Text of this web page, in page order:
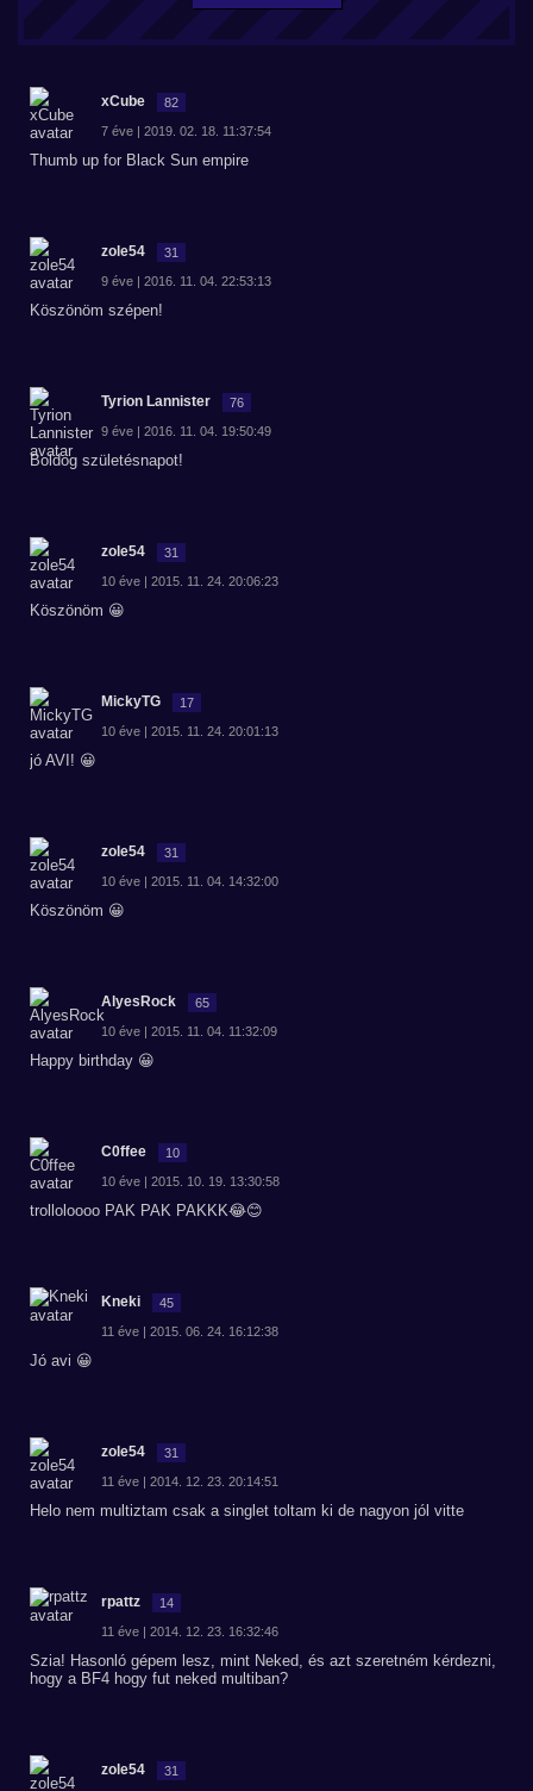
xCube 82
7 éve | 2019. 02. 18. 11:37:54
Thumb up for Black Sun empire
zole54 31
9 éve | 2016. 11. 04. 22:53:13
Köszönöm szépen!
Tyrion Lannister 76
9 éve | 2016. 11. 04. 19:50:49
Boldog születésnapot!
zole54 31
10 éve | 2015. 11. 24. 20:06:23
Köszönöm 😀
MickyTG 17
10 éve | 2015. 11. 24. 20:01:13
jó AVI! 😀
zole54 31
10 éve | 2015. 11. 04. 14:32:00
Köszönöm 😀
AlyesRock 65
10 éve | 2015. 11. 04. 11:32:09
Happy birthday 😀
C0ffee 10
10 éve | 2015. 10. 19. 13:30:58
trolloloooo PAK PAK PAKKK😂😊
Kneki 45
11 éve | 2015. 06. 24. 16:12:38
Jó avi 😀
zole54 31
11 éve | 2014. 12. 23. 20:14:51
Helo nem multiztam csak a singlet toltam ki de nagyon jól vitte
rpattz 14
11 éve | 2014. 12. 23. 16:32:46
Szia! Hasonló gépem lesz, mint Neked, és azt szeretném kérdezni,
hogy a BF4 hogy fut neked multiban?
zole54 31